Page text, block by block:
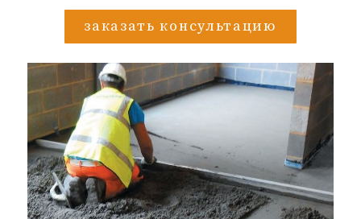
заказать консультацию